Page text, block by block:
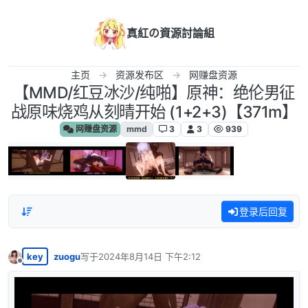
真紅の資源討論組
主页 资源发布区 网赚盘资源
【MMD/红豆冰沙/纯啪】原神：绝伦男征
战原味烧鸡从刻晴开始 (1+2+3)【371m】
网赚盘资源 mmd 3 3 939
登录后回复
离线
key zuogu写于2024年8月14日 下午2:12
最后由 编辑